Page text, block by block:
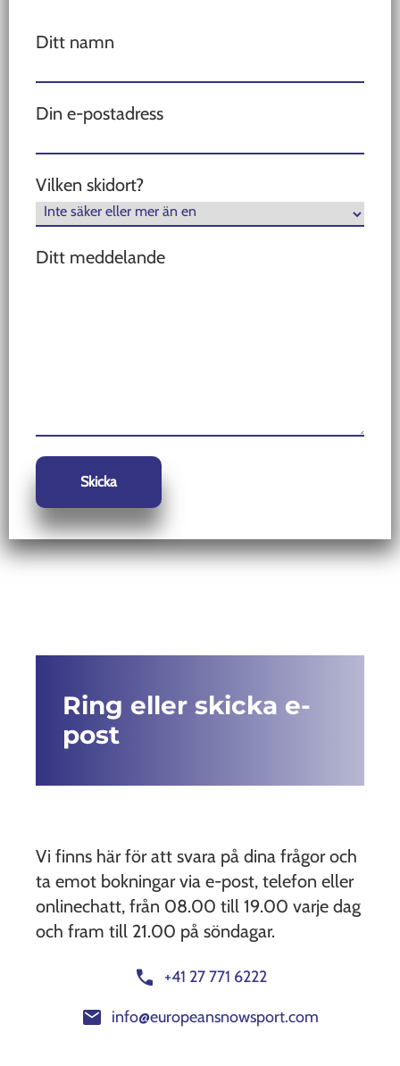
Ditt namn
Din e-postadress
Vilken skidort?
Ditt meddelande
Ring eller skicka e-
post
Vi finns här för att svara på dina frågor och
ta emot bokningar via e-post, telefon eller
onlinechatt, från 08.00 till 19.00 varje dag
och fram till 21.00 på söndagar.
call +41 27 771 6222
mail info@europeansnowsport.com